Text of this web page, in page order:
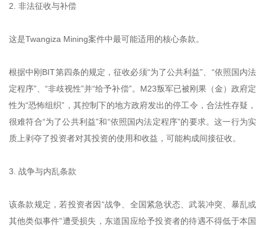
2. 非法征收与补偿
这是Twangiza Mining案件中最可能适用的核心条款。
根据中刚BIT第四条的规定，征收必须“为了公共利益”、“依照国内法
定程序”、“非歧视性”并“给予补偿”。M23叛军已被刚果（金）政府定
性为“恐怖组织”，其控制下的地方政府发出的停工令，合法性存疑，
很难符合“为了公共利益”和“依照国内法定程序”的要求。这一行为实
质上剥夺了投资者对其投资的使用和收益，可能构成间接征收。
3. 战争与内乱条款
该条款规定，若投资者因“战争、全国紧急状态、武装冲突、暴乱或
其他类似事件”遭受损失，东道国应给予投资者的待遇不得低于本国